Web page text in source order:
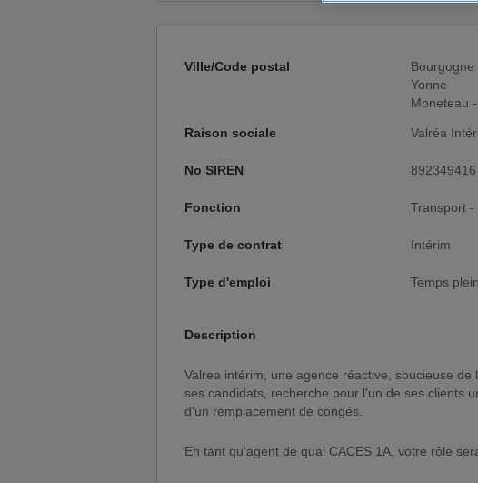
Ville/Code postal
Bourgogne
Yonne
Moneteau
Raison sociale Valréa
No SIREN 892349416
Fonction Transport -
Type de contrat Intérim
Type d'emploi Temps plein
Description
Valrea intérim, une agence réactive, soucieuse de la sécurité et de l'évolution professionnelle de
ses candidats, recherche pour l'un de ses clients
d'un remplacement de congés.
En tant qu'agent de quai CACES 1A, votre rôle